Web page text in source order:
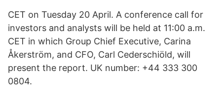
CET on Tuesday 20 April. A conference call for
investors and analysts will be held at 11:00 a.m.
CET in which Group Chief Executive, Carina
Åkerström, and CFO, Carl Cederschiöld, will
present the report. UK number: +44 333 300
0804.